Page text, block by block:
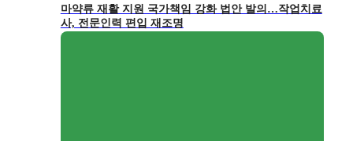
마약류 재활 지원 국가책임 강화 법안 발의…작업치료
사, 전문인력 편입 재조명